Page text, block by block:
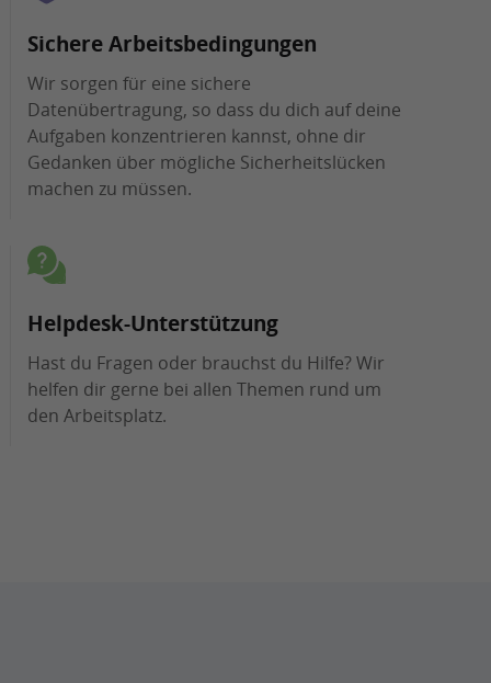
Sichere Arbeitsbedingungen
Wir sorgen für eine sichere
Datenübertragung, so dass du dich auf deine
Aufgaben konzentrieren kannst, ohne dir
Gedanken über mögliche Sicherheitslücken
machen zu müssen.
Helpdesk-Unterstützung
Hast du Fragen oder brauchst du Hilfe? Wir
helfen dir gerne bei allen Themen rund um
den Arbeitsplatz.